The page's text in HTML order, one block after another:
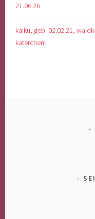
21.06.26
kaiku, geb. 02.02.21,
katerchen!